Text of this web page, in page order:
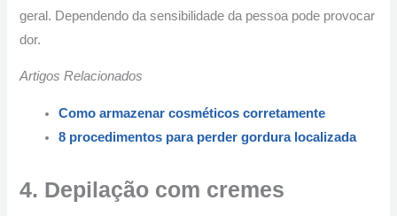
geral. Dependendo da sensibilidade da pessoa pode provocar
dor.
Artigos Relacionados
Como armazenar cosméticos corretamente
8 procedimentos para perder gordura localizada
4. Depilação com cremes